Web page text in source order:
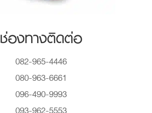
ช่องทางติดต่อ
082-965-4446
080-963-6661
096-490-9993